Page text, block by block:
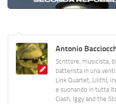
Antonio
Scrittore, musicista,
batterista in una
Link Quartet, Lilith),
e suonando in tutta
Clash, Iggy and the